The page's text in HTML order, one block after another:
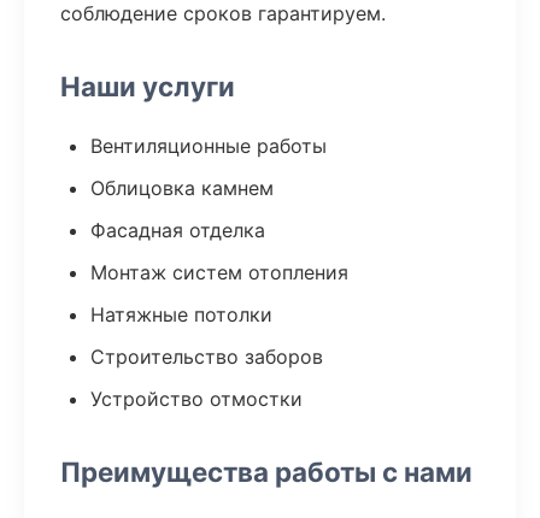
соблюдение сроков гарантируем.
Наши услуги
Вентиляционные работы
Облицовка камнем
Фасадная отделка
Монтаж систем отопления
Натяжные потолки
Строительство заборов
Устройство отмостки
Преимущества работы с нами